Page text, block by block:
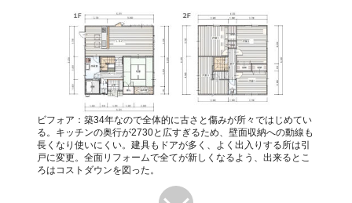
ビフォア：築34年なので全体的に古さと傷みが所々ではじめてい
る。キッチンの奥行が2730と広すぎるため、壁面収納への動線も
長くなり使いにくい。建具もドアが多く、よく出入りする所は引
戸に変更。全面リフォームで全てが新しくなるよう、出来るとこ
ろはコストダウンを図った。